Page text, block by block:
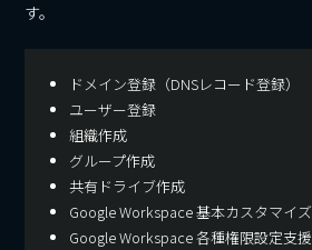
す。
ドメイン登録（DNSレコード登録）
ユーザー登録
組織作成
グループ作成
共有ドライブ作成
Google Workspace 基本カスタマイズ
Google Workspace 各種権限設定支援